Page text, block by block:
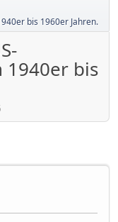
bis 1960er Jahren.
1940er bis